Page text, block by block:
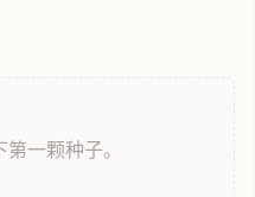
一颗种子。